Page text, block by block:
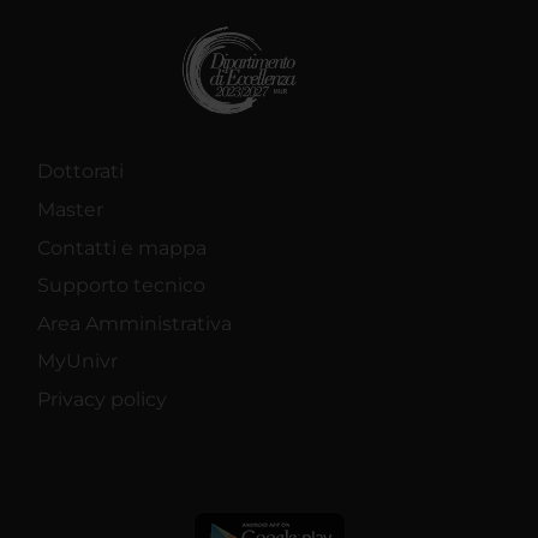
Dottorati
Master
Contatti e mappa
Supporto tecnico
Area Amministrativa
MyUnivr
Privacy policy